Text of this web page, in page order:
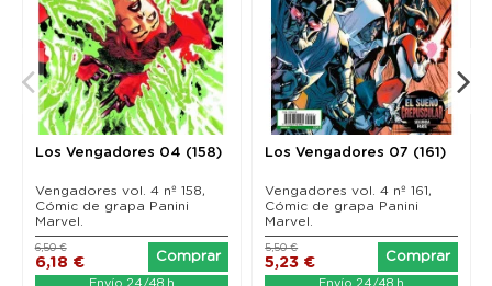
Los Vengadores 04 (158)
Vengadores vol. 4 nº 158,
Cómic de grapa Panini
Marvel.
6,18 €
6,50 €
Comprar
Envío 24/48 h
Los Vengadores 07 (161)
Vengadores vol. 4 nº 161,
Cómic de grapa Panini
Marvel.
5,23 €
5,50 €
Comprar
Envío 24/48 h